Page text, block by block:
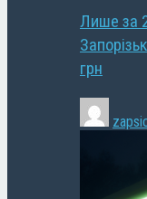
Лише за
грн